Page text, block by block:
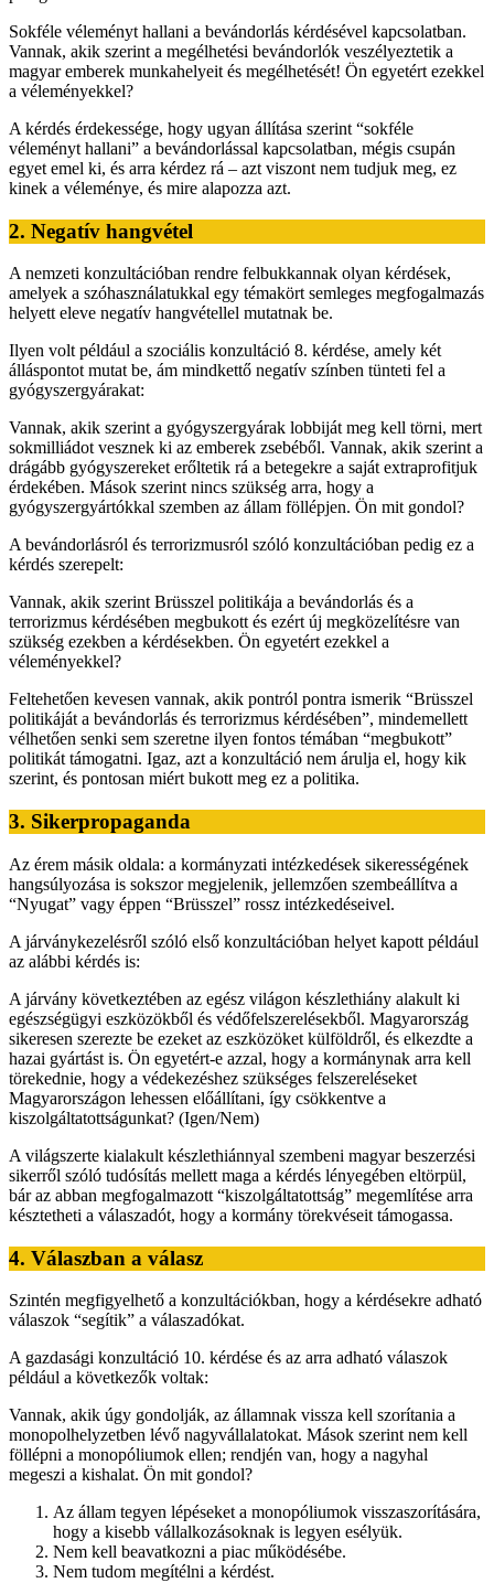
Sokféle véleményt hallani a bevándorlás kérdésével kapcsolatban.
Vannak, akik szerint a megélhetési bevándorlók veszélyeztetik a
magyar emberek munkahelyeit és megélhetését! Ön egyetért ezekkel
a véleményekkel?
A kérdés érdekessége, hogy ugyan állítása szerint “sokféle
véleményt hallani” a bevándorlással kapcsolatban, mégis csupán
egyet emel ki, és arra kérdez rá – azt viszont nem tudjuk meg, ez
kinek a véleménye, és mire alapozza azt.
2. Negatív hangvétel
A nemzeti konzultációban rendre felbukkannak olyan kérdések,
amelyek a szóhasználatukkal egy témakört semleges megfogalmazás
helyett eleve negatív hangvétellel mutatnak be.
Ilyen volt például a szociális konzultáció 8. kérdése, amely két
álláspontot mutat be, ám mindkettő negatív színben tünteti fel a
gyógyszergyárakat:
Vannak, akik szerint a gyógyszergyárak lobbiját meg kell törni, mert
sokmilliádot vesznek ki az emberek zsebéből. Vannak, akik szerint a
drágább gyógyszereket erőltetik rá a betegekre a saját extraprofitjuk
érdekében. Mások szerint nincs szükség arra, hogy a
gyógyszergyártókkal szemben az állam föllépjen. Ön mit gondol?
A bevándorlásról és terrorizmusról szóló konzultációban pedig ez a
kérdés szerepelt:
Vannak, akik szerint Brüsszel politikája a bevándorlás és a
terrorizmus kérdésében megbukott és ezért új megközelítésre van
szükség ezekben a kérdésekben. Ön egyetért ezekkel a
véleményekkel?
Feltehetően kevesen vannak, akik pontról pontra ismerik “Brüsszel
politikáját a bevándorlás és terrorizmus kérdésében”, mindemellett
vélhetően senki sem szeretne ilyen fontos témában “megbukott”
politikát támogatni. Igaz, azt a konzultáció nem árulja el, hogy kik
szerint, és pontosan miért bukott meg ez a politika.
3. Sikerpropaganda
Az érem másik oldala: a kormányzati intézkedések sikerességének
hangsúlyozása is sokszor megjelenik, jellemzően szembeállítva a
“Nyugat” vagy éppen “Brüsszel” rossz intézkedéseivel.
A járványkezelésről szóló első konzultációban helyet kapott például
az alábbi kérdés is:
A járvány következtében az egész világon készlethiány alakult ki
egészségügyi eszközökből és védőfelszerelésekből. Magyarország
sikeresen szerezte be ezeket az eszközöket külföldről, és elkezdte a
hazai gyártást is. Ön egyetért-e azzal, hogy a kormánynak arra kell
törekednie, hogy a védekezéshez szükséges felszereléseket
Magyarországon lehessen előállítani, így csökkentve a
kiszolgáltatottságunkat? (Igen/Nem)
A világszerte kialakult készlethiánnyal szembeni magyar beszerzési
sikerről szóló tudósítás mellett maga a kérdés lényegében eltörpül,
bár az abban megfogalmazott “kiszolgáltatottság” megemlítése arra
késztetheti a válaszadót, hogy a kormány törekvéseit támogassa.
4. Válaszban a válasz
Szintén megfigyelhető a konzultációkban, hogy a kérdésekre adható
válaszok “segítik” a válaszadókat.
A gazdasági konzultáció 10. kérdése és az arra adható válaszok
például a következők voltak:
Vannak, akik úgy gondolják, az államnak vissza kell szorítania a
monopolhelyzetben lévő nagyvállalatokat. Mások szerint nem kell
föllépni a monopóliumok ellen; rendjén van, hogy a nagyhal
megeszi a kishalat. Ön mit gondol?
Az állam tegyen lépéseket a monopóliumok visszaszorítására,
hogy a kisebb vállalkozásoknak is legyen esélyük.
Nem kell beavatkozni a piac működésébe.
Nem tudom megítélni a kérdést.